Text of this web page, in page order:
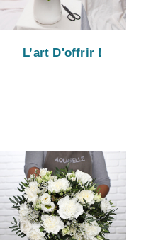
L’art D'offrir !